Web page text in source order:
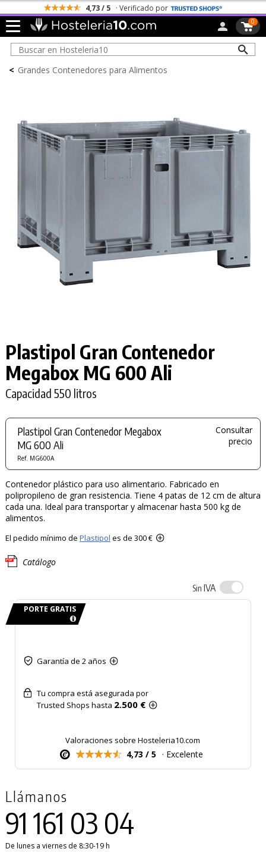
4,73 / 5 · Verificado por
0
< Grandes Contenedores para Alimentos
Plastipol Gran Contenedor
Megabox MG 600 Ali
Capacidad 550 litros
Plastipol Gran Contenedor Megabox
MG 600 Ali
Ref. MG600A
Consultar
precio
Contenedor plástico para uso alimentario. Fabricado en
polipropileno de gran resistencia. Tiene 4 patas de 12 cm de altura
cada una. Ideal para transportar y almacenar hasta 500 kg de
alimentos.
El pedido mínimo de Plastipol es de 300 €
Catálogo
Sin IVA
PORTE GRATIS
Garantía de 2 años
Tu compra está asegurada por
Trusted Shops hasta 2.500 €
Valoraciones sobre Hosteleria10.com
4,73 / 5 · Excelente
Llámanos
91 161 03 04
De lunes a viernes de 8:30-19 h